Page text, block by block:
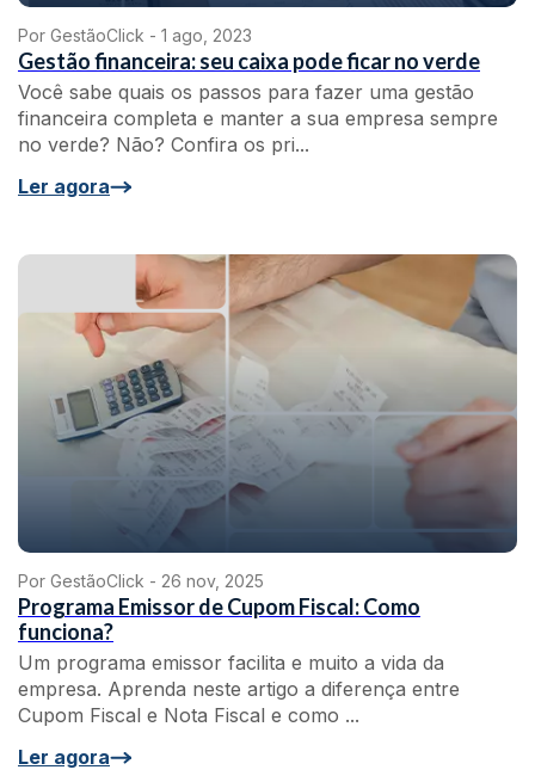
Por GestãoClick - 1 ago, 2023
Gestão financeira: seu caixa pode ficar no verde
Você sabe quais os passos para fazer uma gestão
financeira completa e manter a sua empresa sempre
no verde? Não? Confira os pri...
Ler agora
Por GestãoClick - 26 nov, 2025
Programa Emissor de Cupom Fiscal: Como
funciona?
Um programa emissor facilita e muito a vida da
empresa. Aprenda neste artigo a diferença entre
Cupom Fiscal e Nota Fiscal e como ...
Ler agora